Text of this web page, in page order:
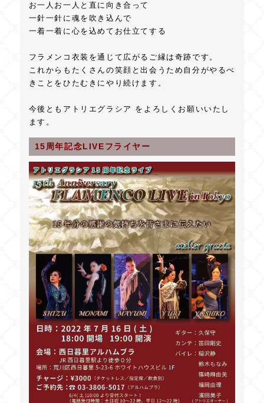
お一人お一人と直に向き合って
一針一針に魂を吹き込んで
一着一着に心を込めてお仕立てする
フラメンコ衣装を通じて広がるご縁は奇跡です。
これからもたくさんの笑顔と出会うため自分がやるべ
きことをひたむきにやり続けます。
今後ともアトリエグラシア をよろしくお願いいたし
ます。
15周年記念LIVEフライヤー